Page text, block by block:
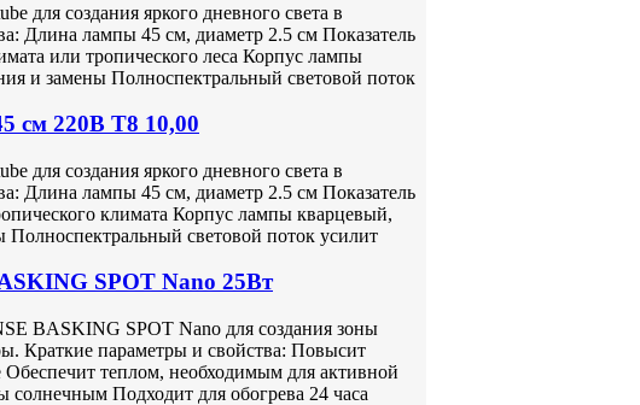
для создания яркого дневного света в
Длина лампы 45 см, диаметр 2.5 см Показатель
или тропического леса Корпус лампы
и замены Полноспектральный световой поток
см 220В Т8 10,00
для создания яркого дневного света в
Длина лампы 45 см, диаметр 2.5 см Показатель
климата Корпус лампы кварцевый,
Полноспектральный световой поток усилит
SPOT Nano 25Вт
BASKING SPOT Nano для создания зоны
Краткие параметры и свойства: Повысит
теплом, необходимым для активной
Подходит для обогрева 24 часа